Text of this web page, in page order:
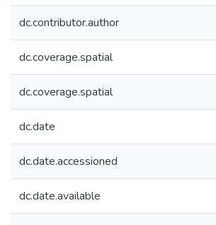
dc.contributor.author
dc.coverage.spatial
dc.coverage.spatial
dc.date
dc.date.accessioned
dc.date.available